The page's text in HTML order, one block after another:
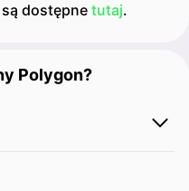
dostępne tutaj.
Polygon?